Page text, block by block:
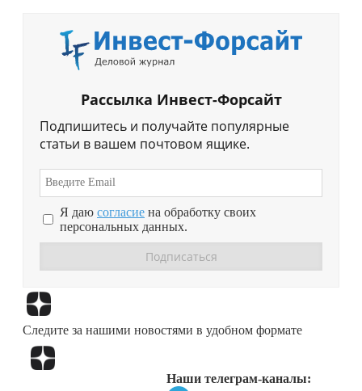
Рассылка Инвест-Форсайт
Подпишитесь и получайте популярные
статьи в вашем почтовом ящике.
Я даю согласие на обработку своих
персональных данных.
Следите за нашими новостями в удобном формате
Наши телеграм-каналы: